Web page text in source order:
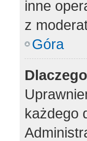
inne
z
Góra
każdego